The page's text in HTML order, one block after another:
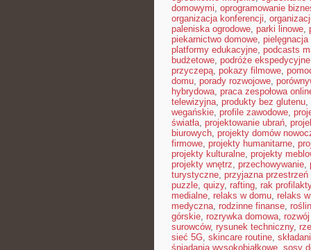
domowymi, oprogramowanie
organizacja konferencji,
paleniska ogrodowe, parki linowe,
piekarnictwo domowe, pielęgnacja
platformy edukacyjne, podcasts
budżetowe, podróże ekspedycyjne
przyczepą, pokazy filmowe,
domu, porady rozwojowe,
hybrydowa, praca zespołowa
telewizyjna, produkty bez glutenu,
wegańskie, profile zawodowe,
światła, projektowanie ubrań,
biurowych, projekty domów
firmowe, projekty humanitarne,
projekty kulturalne, projekty
projekty wnętrz, przechowywanie,
turystyczne, przyjazna przestrzeń
puzzle, quizy, rafting, rak
medialne, relaks w domu, relaks
medyczna, rodzinne finanse,
górskie, rozrywka domowa,
surowców, rysunek techniczny,
sieć 5G, skincare routine,
śniadania wysokobiałkowe, sosy